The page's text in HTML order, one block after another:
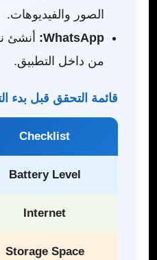
الصور والفيديوهات.
WhatsApp:
أنشئ
من داخل التطبيق.
قائمة التحقق قبل بدء
Checklist
Battery Level
Internet
Storage Space